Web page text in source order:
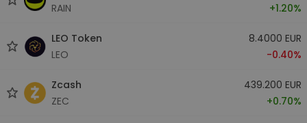
RAIN
+1.20%
LEO Token
LEO
8.4000 EUR
-0.40%
Zcash
ZEC
439.200 EUR
+0.70%